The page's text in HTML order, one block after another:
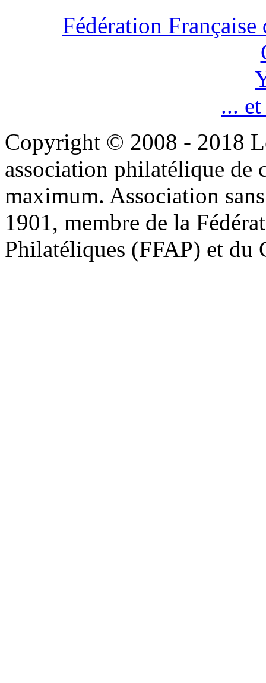
Fédération
...
Copyright © 2008 - 2018
association philatélique de
maximum. Association
1901, membre de la
Philatéliques (FFAP) et du